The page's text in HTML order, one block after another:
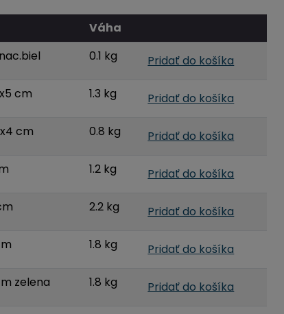
Váha
0.1 kg Pridať do košíka
cm 1.3 kg Pridať do košíka
cm 0.8 kg Pridať do košíka
1.2 kg Pridať do košíka
2.2 kg Pridať do košíka
1.8 kg Pridať do košíka
zelena 1.8 kg Pridať do košíka